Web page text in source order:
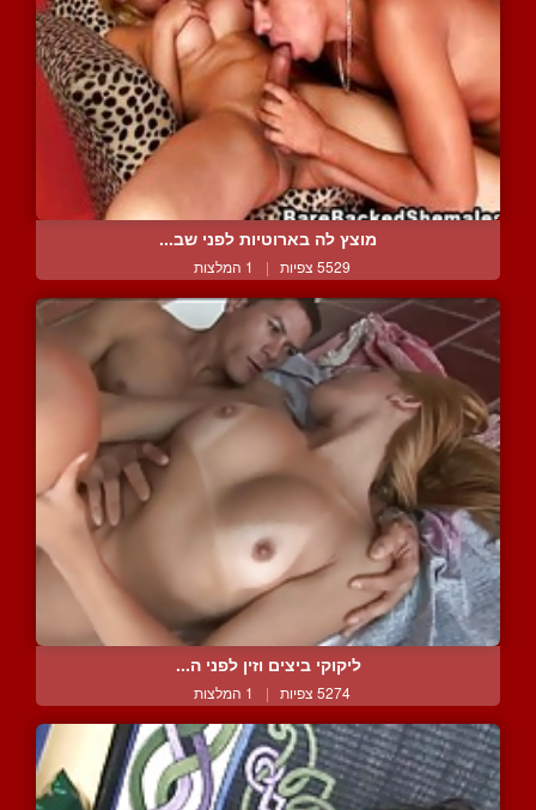
מוצץ לה בארוטיות לפני שב...
5529 צפיות | 1 המלצות
ליקוקי ביצים וזין לפני ה...
5274 צפיות | 1 המלצות